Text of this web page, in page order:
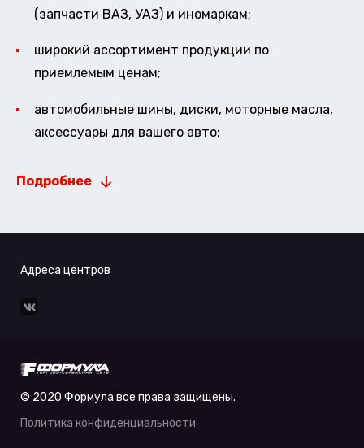
(запчасти ВАЗ, УАЗ) и иномаркам;
широкий ассортимент продукции по
приемлемым ценам;
автомобильные шины, диски, моторные масла,
аксессуары для вашего авто;
Подробнее
Адреса центров
© 2020 Формула все права защищены.
Политика конфиденциальности